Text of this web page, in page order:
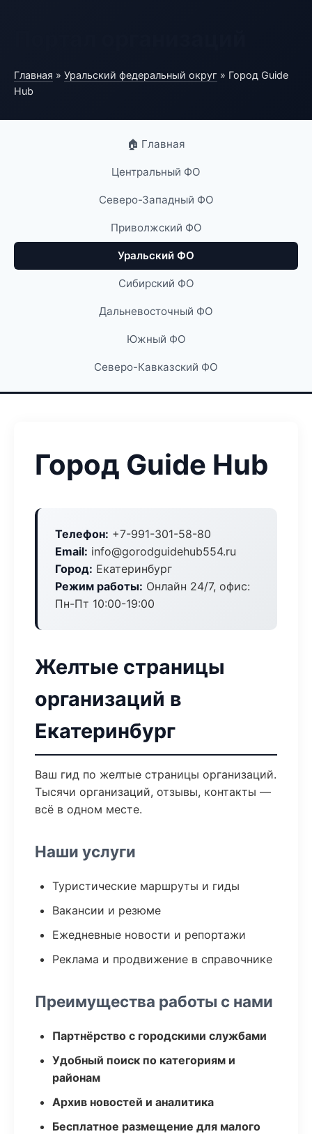
Главная » Уральский федеральный округ » Город Guide
Hub
🏠 Главная
Центральный ФО
Северо-Западный ФО
Приволжский ФО
Уральский ФО
Сибирский ФО
Дальневосточный ФО
Южный ФО
Северо-Кавказский ФО
Город Guide Hub
Телефон: +7-991-301-58-80
Email: info@gorodguidehub554.ru
Город: Екатеринбург
Режим работы: Онлайн 24/7, офис:
Пн-Пт 10:00-19:00
Желтые страницы
организаций в
Екатеринбург
Ваш гид по желтые страницы организаций.
Тысячи организаций, отзывы, контакты —
всё в одном месте.
Наши услуги
Туристические маршруты и гиды
Вакансии и резюме
Ежедневные новости и репортажи
Реклама и продвижение в справочнике
Преимущества работы с нами
Партнёрство с городскими службами
Удобный поиск по категориям и
районам
Архив новостей и аналитика
Бесплатное размещение для малого